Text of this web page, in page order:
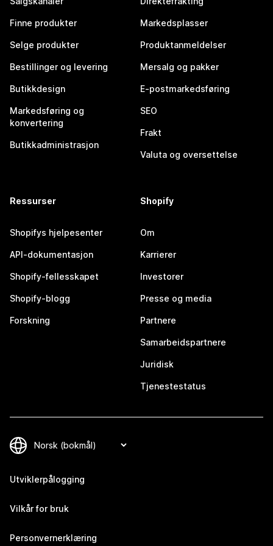
Finne produkter
Selge produkter
Bestillinger og levering
Butikkdesign
Markedsføring og
konvertering
Butikkadministrasjon
Markedsplasser
Produktanmeldelser
Mersalg og pakker
E-postmarkedsføring
SEO
Frakt
Valuta og oversettelse
Ressurser
Shopifys hjelpesenter
API-dokumentasjon
Shopify-fellesskapet
Shopify-blogg
Forskning
Shopify
Om
Karrierer
Investorer
Presse og media
Partnere
Samarbeidspartnere
Juridisk
Tjenestestatus
Utviklerpålogging
Vilkår for bruk
Personvernerklæring